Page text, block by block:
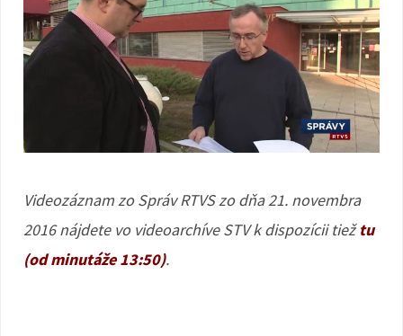
Videozáznam zo Správ RTVS zo dňa 21. novembra
2016 nájdete vo videoarchíve STV k dispozícii tiežtu
(od minutáže 13:50).